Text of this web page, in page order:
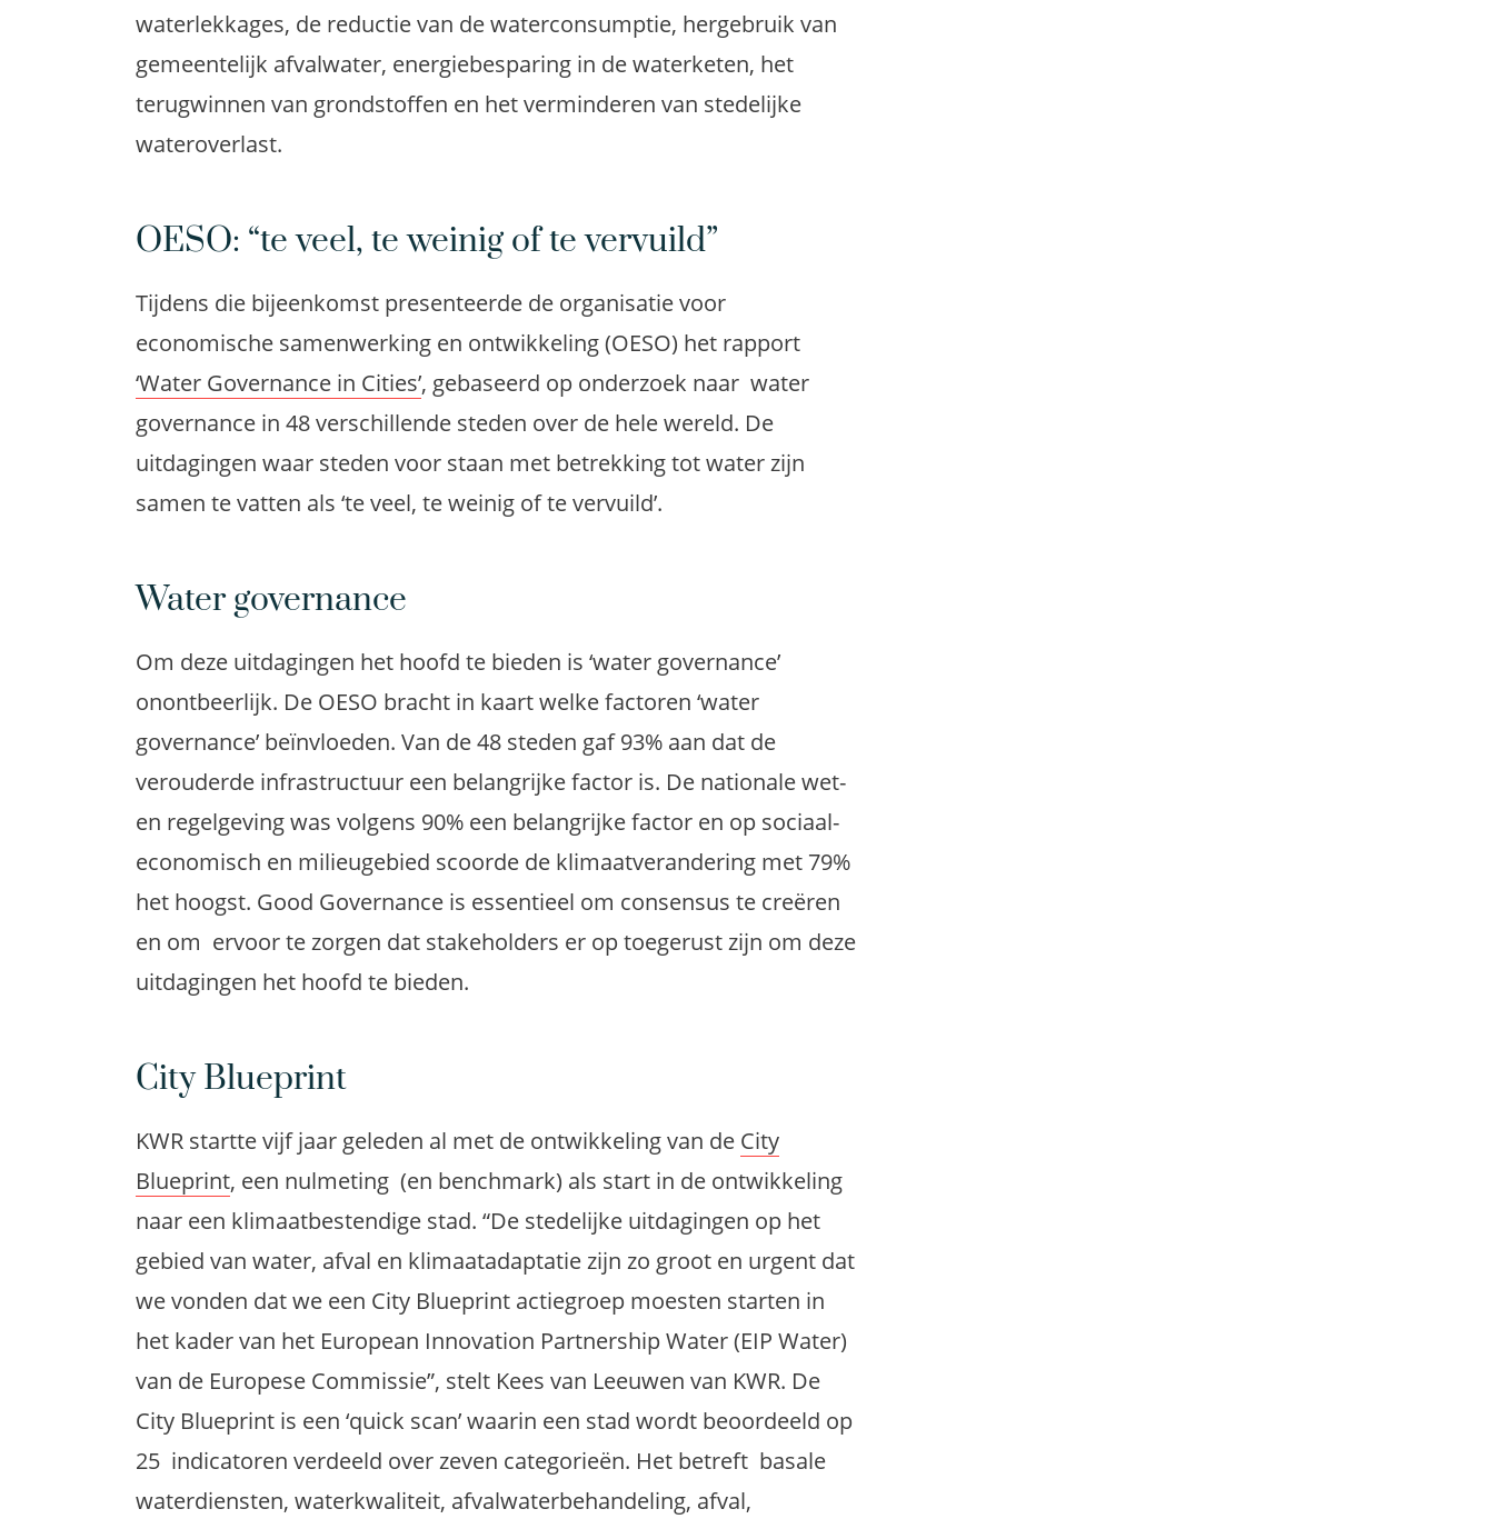
waterlekkages, de reductie van de waterconsumptie, hergebruik van
gemeentelijk afvalwater, energiebesparing in de waterketen, het
terugwinnen van grondstoffen en het verminderen van stedelijke
wateroverlast.
OESO: “te veel, te weinig of te vervuild”
Tijdens die bijeenkomst presenteerde de organisatie voor
economische samenwerking en ontwikkeling (OESO) het rapport
‘Water Governance in Cities’, gebaseerd op onderzoek naar water
governance in 48 verschillende steden over de hele wereld. De
uitdagingen waar steden voor staan met betrekking tot water zijn
samen te vatten als ‘te veel, te weinig of te vervuild’.
Water governance
Om deze uitdagingen het hoofd te bieden is ‘water governance’
onontbeerlijk. De OESO bracht in kaart welke factoren ‘water
governance’ beïnvloeden. Van de 48 steden gaf 93% aan dat de
verouderde infrastructuur een belangrijke factor is. De nationale wet-
en regelgeving was volgens 90% een belangrijke factor en op sociaal-
economisch en milieugebied scoorde de klimaatverandering met 79%
het hoogst. Good Governance is essentieel om consensus te creëren
en om ervoor te zorgen dat stakeholders er op toegerust zijn om deze
uitdagingen het hoofd te bieden.
City Blueprint
KWR startte vijf jaar geleden al met de ontwikkeling van de City
Blueprint, een nulmeting (en benchmark) als start in de ontwikkeling
naar een klimaatbestendige stad. “De stedelijke uitdagingen op het
gebied van water, afval en klimaatadaptatie zijn zo groot en urgent dat
we vonden dat we een City Blueprint actiegroep moesten starten in
het kader van het European Innovation Partnership Water (EIP Water)
van de Europese Commissie”, stelt Kees van Leeuwen van KWR. De
City Blueprint is een ‘quick scan’ waarin een stad wordt beoordeeld op
25 indicatoren verdeeld over zeven categorieën. Het betreft basale
waterdiensten, waterkwaliteit, afvalwaterbehandeling, afval,